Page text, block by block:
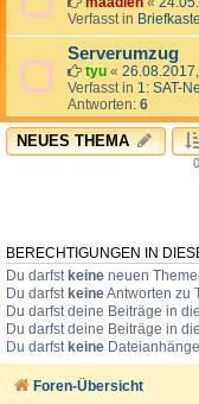
Verfasst in
Serverumzug
tyu «
Verfasst in 1: SAT-
Antworten: 6
NEUES THEMA
BERECHTIGUNGEN IN
Du darfst keine neuen
Du darfst keineAntworten zu
Du darfst deine Beiträge in
Du darfst deine Beiträge in
Du darfst keine
Foren-Übersicht